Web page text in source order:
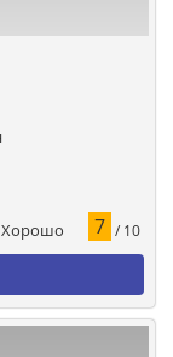
Хорошо 7 / 10